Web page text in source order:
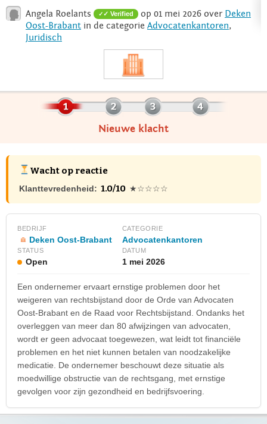
Angela Roelants ✓ Verified op 01 mei 2026 over Deken
Oost-Brabant in de categorie Advocatenkantoren,
Juridisch
Nieuwe klacht
Wacht op reactie
Klanttevredenheid: 1.0/10 ★☆☆☆☆
BEDRIJF
Deken Oost-Brabant
CATEGORIE
Advocatenkantoren
STATUS
Open
DATUM
1 mei 2026
Een ondernemer ervaart ernstige problemen door het
weigeren van rechtsbijstand door de Orde van Advocaten
Oost-Brabant en de Raad voor Rechtsbijstand. Ondanks het
overleggen van meer dan 80 afwijzingen van advocaten,
wordt er geen advocaat toegewezen, wat leidt tot financiële
problemen en het niet kunnen betalen van noodzakelijke
medicatie. De ondernemer beschouwt deze situatie als
moedwillige obstructie van de rechtsgang, met ernstige
gevolgen voor zijn gezondheid en bedrijfsvoering.